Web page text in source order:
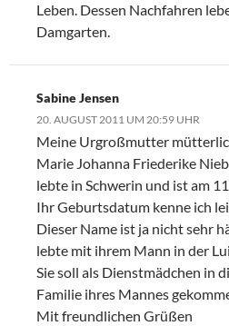
Leben. Dessen Nachfahren
Damgarten.
Sabine Jensen
20. AUGUST 2011 UM 20:59 UHR
Meine Urgroßmutter
Marie Johanna Friederike
lebte in Schwerin und ist am
Ihr Geburtsdatum kenne ich
Dieser Name ist ja nicht sehr
lebte mit ihrem Mann in der
Sie soll als Dienstmädchen in
Familie ihres Mannes
Mit freundlichen Grüßen